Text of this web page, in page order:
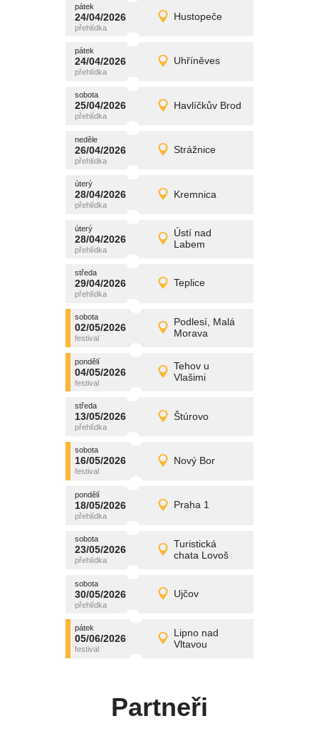
pátek
24/04/2026 Hustopeče
pátek
24/04/2026 Detail
promítání
pátek
24/04/2026 Uhříněves
pátek
24/04/2026 Detail
promítání
sobota
25/04/2026 Havlíčkův Brod
sobota
25/04/2026 Detail
promítání
neděle
26/04/2026 Strážnice
neděle
26/04/2026 Detail
promítání
úterý
28/04/2026 Kremnica
úterý
28/04/2026 Detail
promítání
úterý
28/04/2026
Ústí nad
Labem
úterý
28/04/2026 Detail
promítání
středa
29/04/2026 Teplice
středa
29/04/2026 Detail
promítání
sobota
02/05/2026
Podlesí, Malá
Morava
sobota
02/05/2026 Detail
promítání
pondělí
04/05/2026
Tehov u
Vlašimi
pondělí
04/05/2026 Detail
promítání
středa
13/05/2026 Štúrovo
středa
13/05/2026 Detail
promítání
sobota
16/05/2026 Nový Bor
sobota
16/05/2026 Detail
promítání
pondělí
18/05/2026 Praha 1
pondělí
18/05/2026 Detail
promítání
sobota
23/05/2026
Turistická
chata Lovoš
sobota
23/05/2026 Detail
promítání
sobota
30/05/2026 Ujčov
sobota
30/05/2026 Detail
promítání
pátek
05/06/2026
Lipno nad
Vltavou
pátek
05/06/2026 Detail
promítání
Partneři